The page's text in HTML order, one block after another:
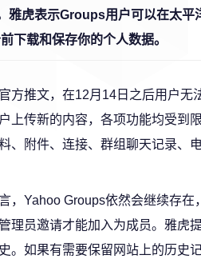
雅虎表示Groups用户可以在太平
下载和保存你的个人数据。
方推文，在12月14日之后用户无
上传新的内容，各项功能均受到
、附件、连接、群组聊天记录、
，Yahoo Groups依然会继续存
理员邀请才能加入为成员。雅虎
。如果有需要保留网站上的历史